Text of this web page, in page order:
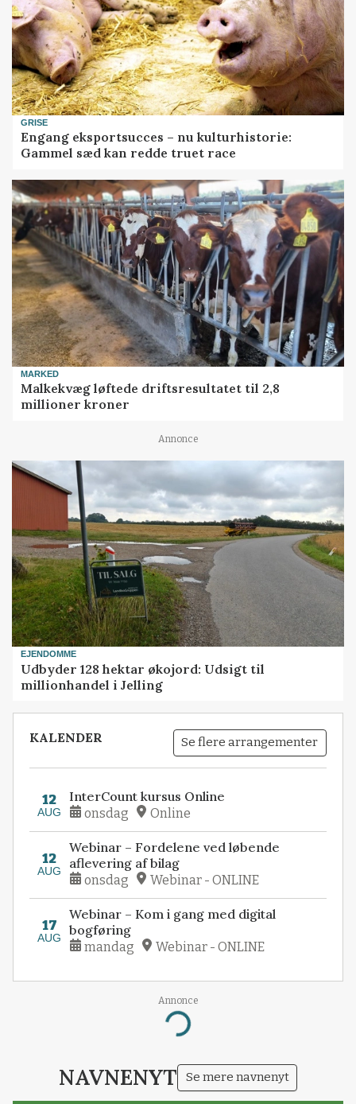
GRISE
Engang eksportsucces – nu kulturhistorie:
Gammel sæd kan redde truet race
MARKED
Malkekvæg løftede driftsresultatet til 2,8
millioner kroner
Annonce
EJENDOMME
Udbyder 128 hektar økojord: Udsigt til
millionhandel i Jelling
KALENDER Se flere arrangementer
12
AUG
InterCount kursus Online
onsdag Online
12
AUG
Webinar – Fordelene ved løbende
aflevering af bilag
onsdag Webinar - ONLINE
17
AUG
Webinar – Kom i gang med digital
bogføring
mandag Webinar - ONLINE
Annonce
Loading...
NAVNENYT Se mere navnenyt